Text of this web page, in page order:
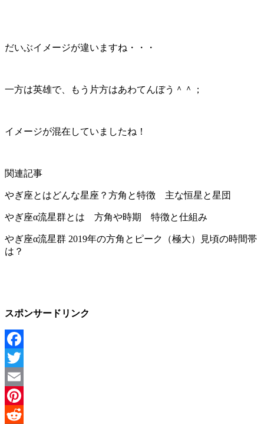
だいぶイメージが違いますね・・・
一方は英雄で、もう片方はあわてんぼう＾＾；
イメージが混在していましたね！
関連記事
やぎ座とはどんな星座？方角と特徴 主な恒星と星団
やぎ座α流星群とは 方角や時期 特徴と仕組み
やぎ座α流星群 2019年の方角とピーク（極大）見頃の時間帯
は？
スポンサードリンク
Facebook
Twitter
Email
Pinterest